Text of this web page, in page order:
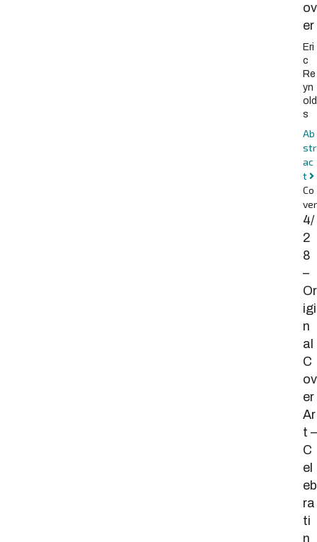
ov
er
Eri
c
Re
yn
old
s
Ab
str
ac
t
Co
ver
4/
2
8
–
Or
igi
n
al
C
ov
er
Ar
t –
C
el
eb
ra
ti
n